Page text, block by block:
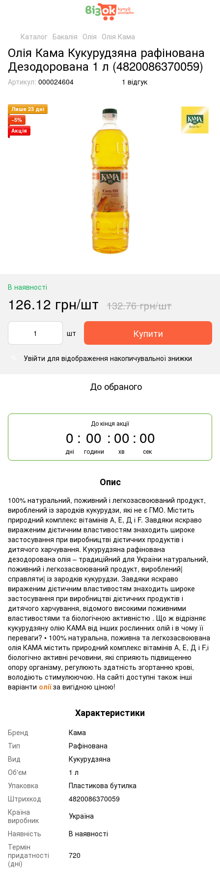
Каталог Бакалія Олія Олія Кама
Олія Кама Кукурудзяна рафінована
Дезодорована 1 л (4820086370059)
Артикул: 000024604 1 відгук
Лише 23 дні
−5%
Акція
В наявності
126.12 грн/шт 132.76 грн/шт
шт Купити
Увійти для відображення накопичувальної знижки
До обраного
До кінця акції
0
дні
00
години
00
хв
00
сек
Опис
100% натуральний, поживний і легкозасвоюваний продукт,
вироблений із зародків кукурудзи, які не є ГМО. Містить
природний комплекс вітамінів А, Е, Д і F. Завдяки яскраво
вираженим дієтичним властивостям знаходить широке
застосування при виробництві дієтичних продуктів і
дитячого харчування. Кукурудзяна рафінована
дезодорована олія – традиційний для України натуральний,
поживний і легкозасвоюваний продукт, вироблений|
справляти| із зародків кукурудзи. Завдяки яскраво
вираженим дієтичним властивостям знаходить широке
застосування при виробництві дієтичних продуктів і
дитячого харчування, відомого високими поживними
властивостями та біологічною активністю . Що ж відрізняє
кукурудзяну олію КАМА від інших рослинних олій і в чому її
переваги? • 100% натуральна, поживна та легкозасвоювана
олія КАМА містить природний комплекс вітамінів А, Е, Д і F,і
біологічно активні речовини, які сприяють підвищенню
опору організму, регулюють здатність згортанню крові,
володіють стимулюючою. На сайті доступні також інші
варіанти олії за вигідною ціною!
Характеристики
Бренд
Кама
Тип
Рафінована
Вид
Кукурудзяна
Об'єм
1 л
Упаковка
Пластикова бутилка
Штрихкод
4820086370059
Країна
виробник
Україна
Наявність
В наявності
Термін
придатності
(дні)
720